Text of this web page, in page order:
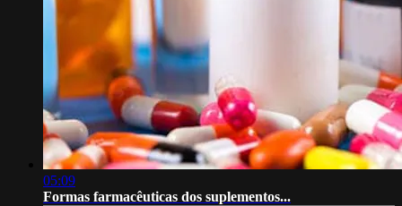
05:09
Formas farmacêuticas dos suplementos...